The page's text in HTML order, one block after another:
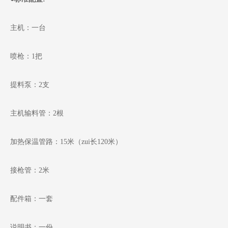
主机：一台
喷枪：1把
提料泵：2支
主机输料管：2根
加热保温管路：15米（zui长120米）
接枪管：2米
配件箱：一套